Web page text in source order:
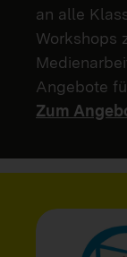
an alle
Workshops
Angebote
Zum